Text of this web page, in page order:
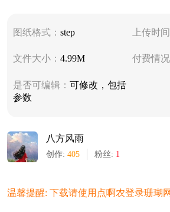
图纸格式： step 上传时间
文件大小： 4.99M 付费情况
是否可编辑： 可修改，包括
参数
八方风雨
创作: 405 粉丝: 1
温馨提醒: 下载请使用点啊农登录珊瑚